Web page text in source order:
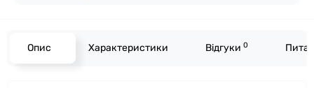
Опис Характеристики Відгуки 0